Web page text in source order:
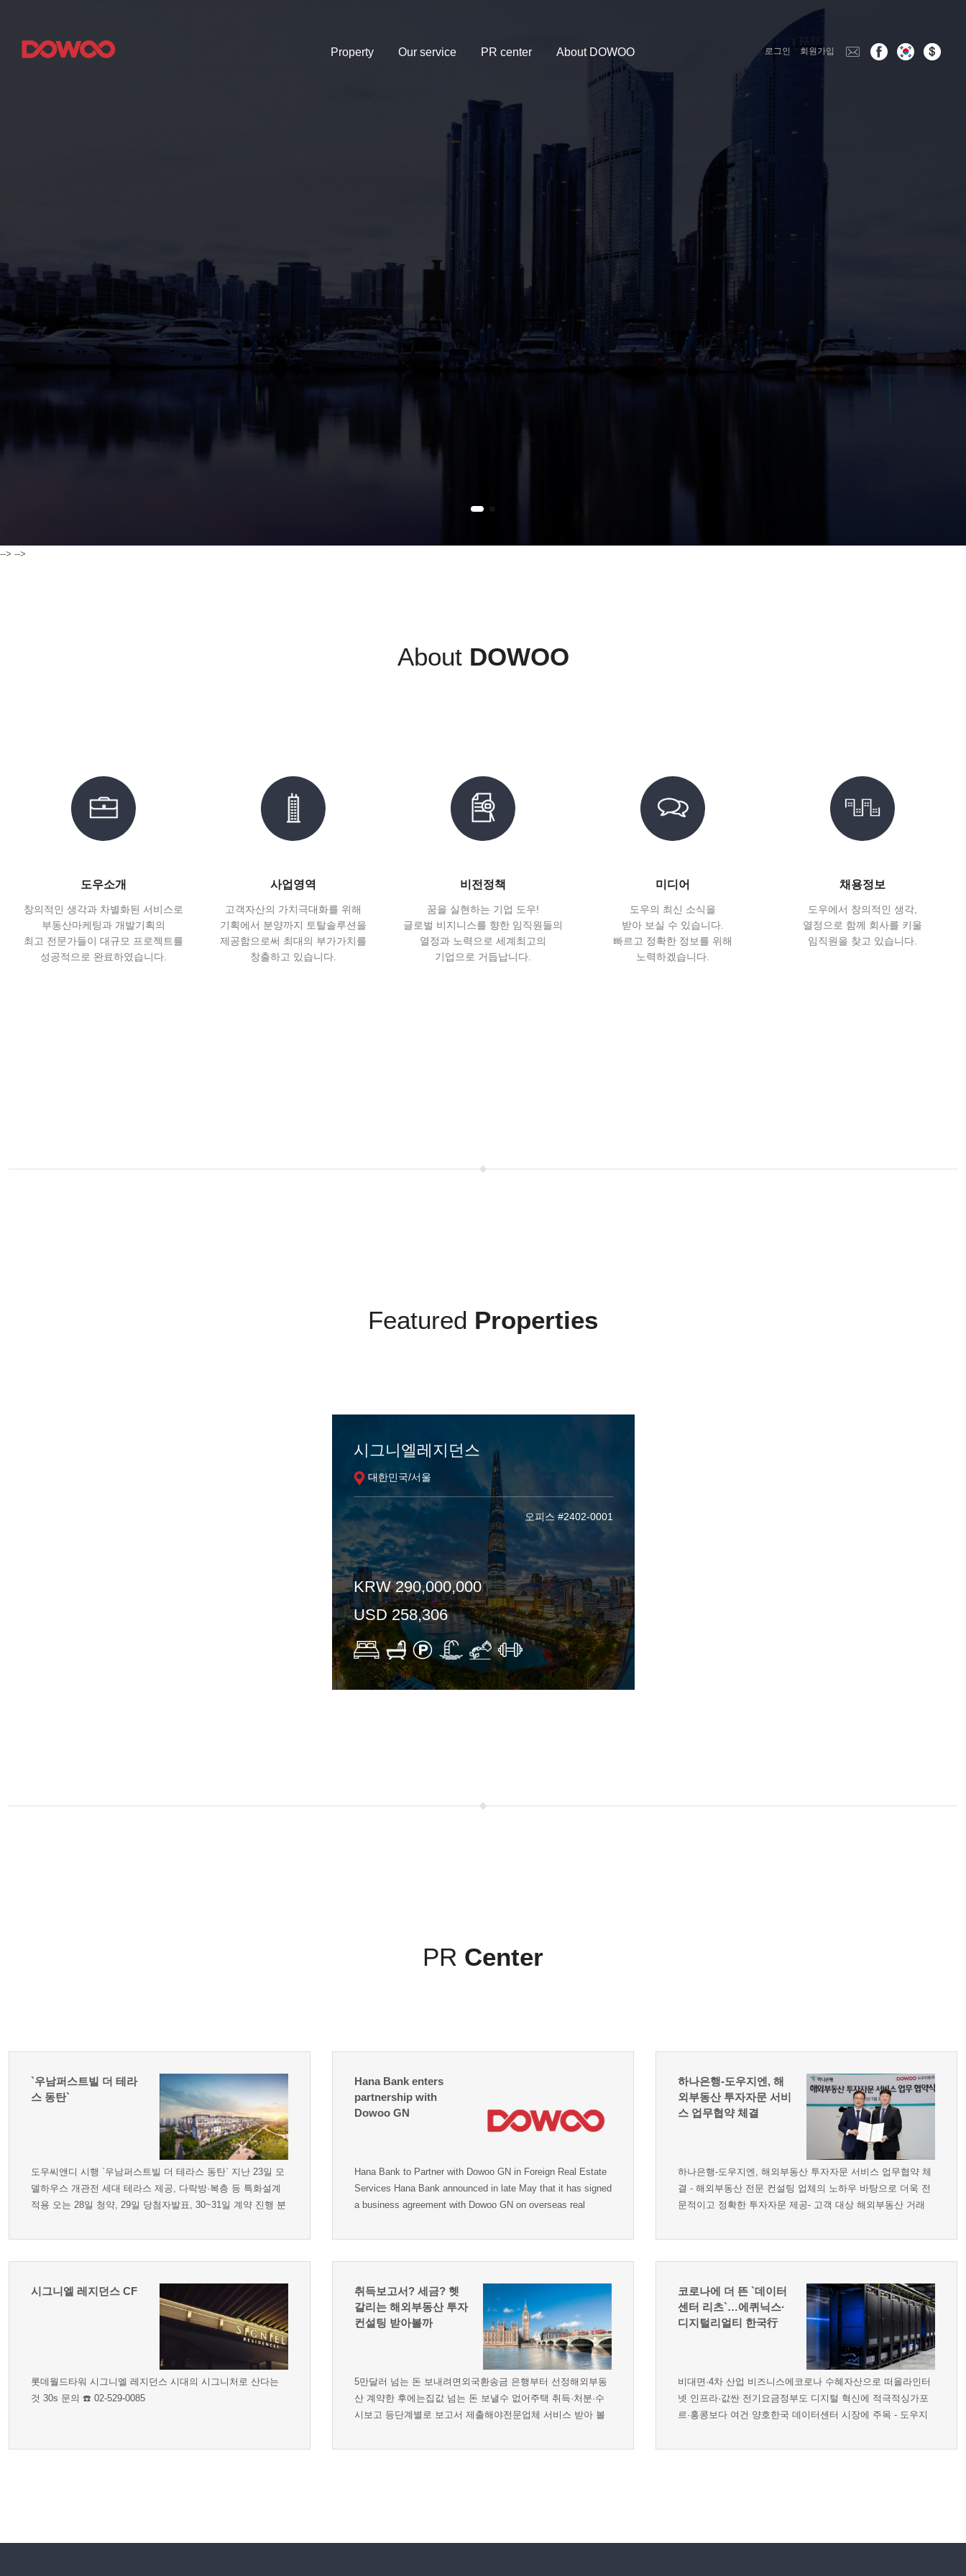
Property Our service PR center About DOWOO 로그인 회원가입
--> -->
About DOWOO
도우소개
창의적인 생각과 차별화된 서비스로
부동산마케팅과 개발기획의
최고 전문가들이 대규모 프로젝트를
성공적으로 완료하였습니다.
사업영역
고객자산의 가치극대화를 위해
기획에서 분양까지 토탈솔루션을
제공함으로써 최대의 부가가치를
창출하고 있습니다.
비전정책
꿈을 실현하는 기업 도우!
글로벌 비지니스를 향한 임직원들의
열정과 노력으로 세계최고의
기업으로 거듭납니다.
미디어
도우의 최신 소식을
받아 보실 수 있습니다.
빠르고 정확한 정보를 위해
노력하겠습니다.
채용정보
도우에서 창의적인 생각,
열정으로 함께 회사를 키울
임직원을 찾고 있습니다.
Featured Properties
시그니엘레지던스
대한민국/서울
오피스 #2402-0001
KRW 290,000,000
USD 258,306
PR Center
`우남퍼스트빌 더 테라
스 동탄`
도우씨앤디 시행 `우남퍼스트빌 더 테라스 동탄` 지난 23일 모
델하우스 개관전 세대 테라스 제공, 다락방·복층 등 특화설계
적용 오는 28일 청약, 29일 당첨자발표, 30~31일 계약 진행 분
시그니엘 레지던스 CF
롯데월드타워 시그니엘 레지던스 시대의 시그니처로 산다는
것 30s 문의 ☎️ 02-529-0085
Hana Bank enters
partnership with
Dowoo GN
Hana Bank to Partner with Dowoo GN in Foreign Real Estate
Services Hana Bank announced in late May that it has signed
a business agreement with Dowoo GN on overseas real
agreement, Hana increas…
하나은행-도우지엔, 해
외부동산 투자자문 서비
스 업무협약 체결
하나은행-도우지엔, 해외부동산 투자자문 서비스 업무협약 체
결 - 해외부동산 전문 컨설팅 업체의 노하우 바탕으로 더욱 전
문적이고 정확한 투자자문 제공- 고객 대상 해외부동산 거래
관련 URLhttps://news.naver.com/main/read.nhn?
취득보고서? 세금? 헷
갈리는 해외부동산 투자
컨설팅 받아볼까
5만달러 넘는 돈 보내려면외국환송금 은행부터 선정해외부동
산 계약한 후에는집값 넘는 돈 보낼수 없어주택 취득·처분·수
시보고 등단계별로 보고서 제출해야전문업체 서비스 받아 볼
https://www.mk.co.kr/news/economy/view/2020/10/1059648/
코로나에 더 뜬 `데이터
센터 리츠`…에퀴닉스·
디지털리얼티 한국行
비대면·4차 산업 비즈니스에코로나 수혜자산으로 떠올라인터
넷 인프라·값싼 전기요금정부도 디지털 혁신에 적극적싱가포
르·홍콩보다 여건 양호한국 데이터센터 시장에 주목 - 도우지
https://www.mk.co.kr/news/economy/view/2020/08/859963/